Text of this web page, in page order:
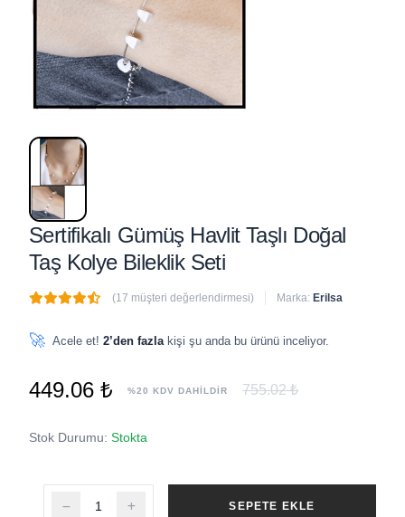
Sertifikalı Gümüş Havlit Taşlı Doğal
Taş Kolye Bileklik Seti
(17 müşteri değerlendirmesi) Marka: Erilsa
🚀 Acele et! 2’den fazla kişi şu anda bu ürünü inceliyor.
449.06 ₺ %20 KDV DAHİLDİR 755.02 ₺
Stok Durumu: Stokta
SEPETE EKLE